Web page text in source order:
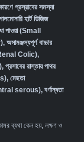
প্রস্রাবের সমস্যা
হার্ট ডিজিজ
পাওয়া (Small
, অসামঞ্জস্যপূর্ণ বাচ্চার
Colic),
, প্রসাবের রাস্তায় পাথর
, মেছতা
serous), বর্ণান্ধতা
ব্যথা কেন হয়, লক্ষণ ও